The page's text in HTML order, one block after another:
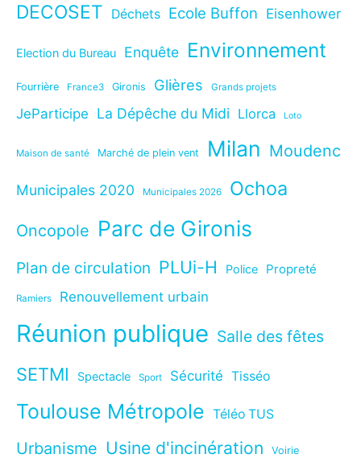
DECOSET Déchets Ecole Buffon Eisenhower
Election du Bureau Enquête Environnement
Fourrière France3 Gironis Glières Grands projets
JeParticipe La Dépêche du Midi Llorca Loto
Maison de santé Marché de plein vent Milan Moudenc
Municipales 2020 Municipales 2026 Ochoa
Oncopole Parc de Gironis
Plan de circulation PLUi-H Police Propreté
Ramiers Renouvellement urbain
Réunion publique Salle des fêtes
SETMI Spectacle Sport Sécurité Tisséo
Toulouse Métropole Téléo TUS
Urbanisme Usine d'incinération Voirie